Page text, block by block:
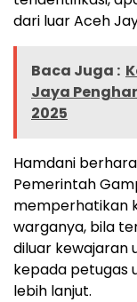
dari luar Aceh
Baca Juga :
Jaya
2025
Hamdani
Pemerintah
memperhatikan
warganya, bila
diluar kewajaran
kepada petugas
lebih lanjut.